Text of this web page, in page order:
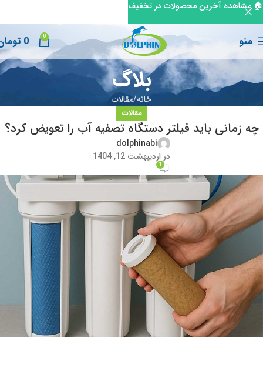
منو 0
0
بلاگ
خانه مقالات
مقالات
چه زمانی باید فیلتر دستگاه تصفیه آب را تعویض کرد؟
dolphinabi
در اردیبهشت 12, 1404
1
🏠 مشاهده آخرین محصولات در تخفیف